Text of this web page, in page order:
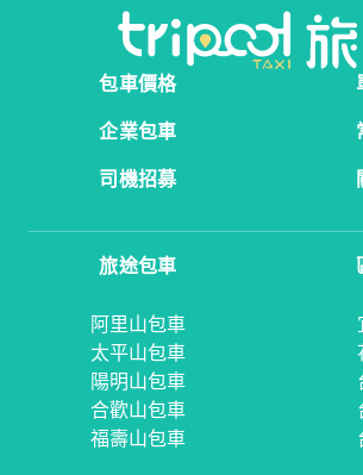
包車價格
企業包車
司機招募
旅途包車
阿里山包車
太平山包車
陽明山包車
合歡山包車
福壽山包車